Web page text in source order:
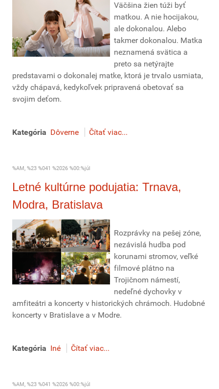
Väčšina žien túži byť
matkou. A nie hocijakou,
ale dokonalou. Alebo
takmer dokonalou. Matka
neznamená svätica a
preto sa netýrajte
predstavami o dokonalej matke, ktorá je trvalo usmiata,
vždy chápavá, kedykoľvek pripravená obetovať sa
svojim deťom.
Kategória Dôverne Čítať viac...
%AM, %23 %041 %2026 %00:%júl
Letné kultúrne podujatia: Trnava,
Modra, Bratislava
Rozprávky na pešej zóne,
nezávislá hudba pod
korunami stromov, veľké
filmové plátno na
Trojičnom námestí,
nedeľné dychovky v
amfiteátri a koncerty v historických chrámoch. Hudobné
koncerty v Bratislave a v Modre.
Kategória Iné Čítať viac...
%AM, %23 %041 %2026 %00:%júl